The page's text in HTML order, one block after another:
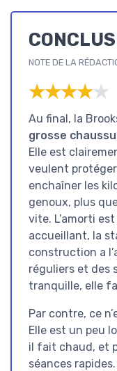
NOTE DE LA
★★★★★
★★★★★
Au final, la
grosse
Elle est
veulent
enchaîner les
genoux, plus
vite. L’amorti
accueillant, la
construction a
réguliers et des
tranquille, elle
Par contre, ce
Elle est un peu
il fait chaud, et
séances